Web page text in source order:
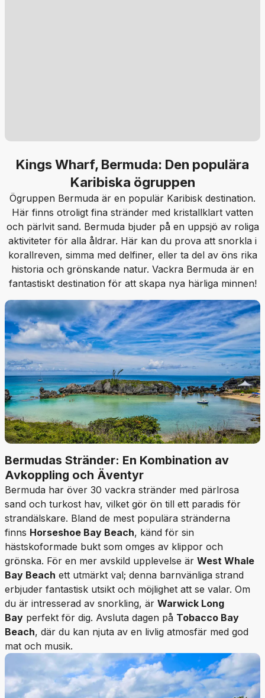
Kings Wharf, Bermuda: Den populära
Karibiska ögruppen
Ögruppen Bermuda är en populär Karibisk destination.
Här finns otroligt fina stränder med kristallklart vatten
och pärlvit sand. Bermuda bjuder på en uppsjö av roliga
aktiviteter för alla åldrar. Här kan du prova att snorkla i
korallreven, simma med delfiner, eller ta del av öns rika
historia och grönskande natur. Vackra Bermuda är en
fantastiskt destination för att skapa nya härliga minnen!
Bermudas Stränder: En Kombination av
Avkoppling och Äventyr
Bermuda har över 30 vackra stränder med pärlrosa
sand och turkost hav, vilket gör ön till ett paradis för
strandälskare. Bland de mest populära stränderna
finns Horseshoe Bay Beach, känd för sin
hästskoformade bukt som omges av klippor och
grönska. För en mer avskild upplevelse är West Whale
Bay Beach ett utmärkt val; denna barnvänliga strand
erbjuder fantastisk utsikt och möjlighet att se valar. Om
du är intresserad av snorkling, är Warwick Long
Bay perfekt för dig. Avsluta dagen på Tobacco Bay
Beach, där du kan njuta av en livlig atmosfär med god
mat och musik.